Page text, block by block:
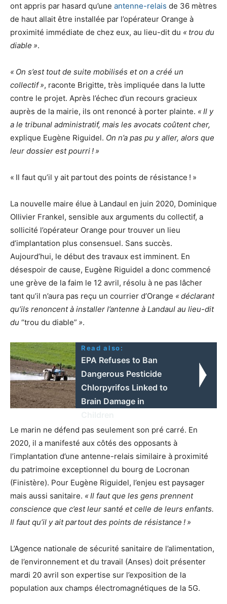
ont appris par hasard qu’une antenne-relais de 36 mètres
de haut allait être installée par l’opérateur Orange à
proximité immédiate de chez eux, au lieu-dit du « trou du
diable ».
« On s’est tout de suite mobilisés et on a créé un
collectif», raconte Brigitte, très impliquée dans la lutte
contre le projet. Après l’échec d’un recours gracieux
auprès de la mairie, ils ont renoncé à porter plainte. «Il y
a le tribunal administratif, mais les avocats coûtent cher,
explique Eugène Riguidel. On n’a pas pu y aller, alors que
leur dossier est pourri!»
« Il faut qu’il y ait partout des points de résistance ! »
La nouvelle maire élue à Landaul en juin 2020, Dominique
Ollivier Frankel, sensible aux arguments du collectif, a
sollicité l’opérateur Orange pour trouver un lieu
d’implantation plus consensuel. Sans succès.
Aujourd’hui, le début des travaux est imminent. En
désespoir de cause, Eugène Riguidel a donc commencé
une grève de la faim le 12 avril, résolu à ne pas lâcher
tant qu’il n’aura pas reçu un courrier d’Orange «déclarant
qu’ils renoncent à installer l’antenne à Landaul au lieu-dit
du “trou du diable” ».
Read also:
EPA Refuses to Ban
Dangerous Pesticide
Chlorpyrifos Linked to
Brain Damage in
Le marin ne défend pas seulement son pré carré. En
2020, il a manifesté aux côtés des opposants à
l’implantation d’une antenne-relais similaire à proximité
du patrimoine exceptionnel du bourg de Locronan
(Finistère). Pour Eugène Riguidel, l’enjeu est paysager
mais aussi sanitaire. «Il faut que les gens prennent
conscience que c’est leur santé et celle de leurs enfants.
Il faut qu’il y ait partout des points de résistance !»
L’Agence nationale de sécurité sanitaire de l’alimentation,
de l’environnement et du travail (Anses) doit présenter
mardi 20 avril son expertise sur l’exposition de la
population aux champs électromagnétiques de la 5G.